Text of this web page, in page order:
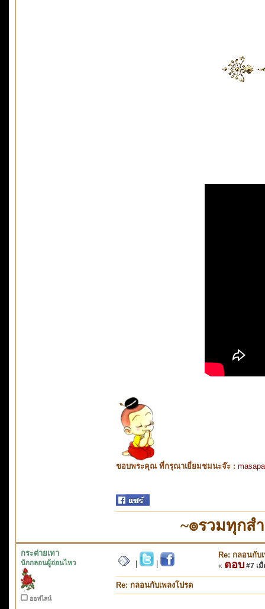
ขอบพระคุณ ที่กรุณาเยี่ยมชมนะจ๊ะ :
~๏รวมทุกส
กระต่ายเทา
นักกลอนผู้อ่อนไหว
ออฟไลน์
Re: กลอนกับ
« ตอบ #7 เมื่
Re: กลอนกับเพลงโปรด